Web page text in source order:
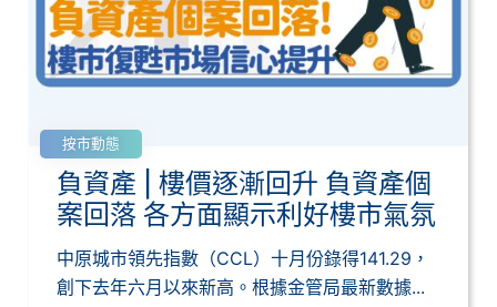
按市動態
負資產 | 樓價逐漸回升 負資產個
案回落 各方面顯示利好樓市氣氛
中原城市領先指數（CCL）十月份錄得141.29，
創下去年六月以來新高。根據金管局最新數據...